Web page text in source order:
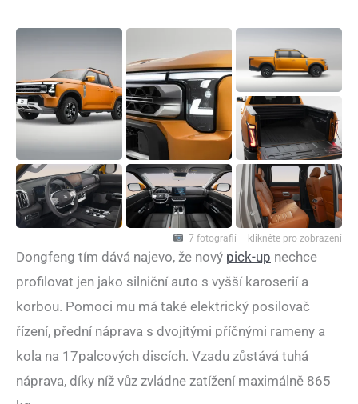
7 fotografií – klikněte pro zobrazení
Dongfeng tím dává najevo, že nový pick-up nechce
profilovat jen jako silniční auto s vyšší karoserií a
korbou. Pomoci mu má také elektrický posilovač
řízení, přední náprava s dvojitými příčnými rameny a
kola na 17palcových discích. Vzadu zůstává tuhá
náprava, díky níž vůz zvládne zatížení maximálně 865